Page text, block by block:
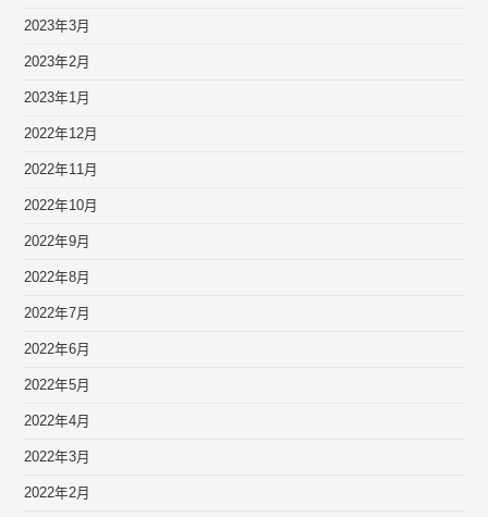
2023年3月
2023年2月
2023年1月
2022年12月
2022年11月
2022年10月
2022年9月
2022年8月
2022年7月
2022年6月
2022年5月
2022年4月
2022年3月
2022年2月